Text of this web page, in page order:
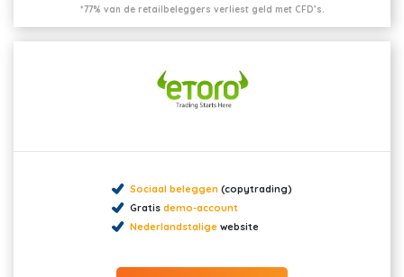
*77% van de retailbeleggers verliest geld met CFD’s.
Sociaal beleggen (copytrading)
Gratis demo-account
Nederlandstalige website